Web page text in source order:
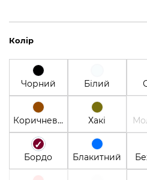
Колір
Чорний Білий
Коричневий Хакі
Бордо Блакитний